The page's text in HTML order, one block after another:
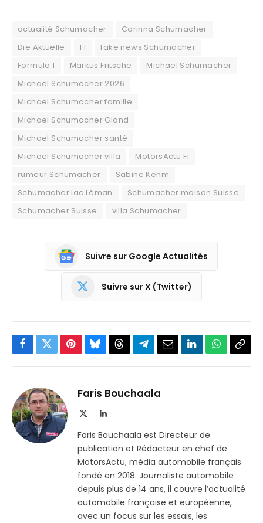
actualité Schumacher
Corinna Schumacher
Die Aktuelle
F1
fake news Schumacher
Formula 1
Markus Fritsche
Michael Schumacher
Michael Schumacher 2026
Michael Schumacher famille
Michael Schumacher Gland
Michael Schumacher santé
Michael Schumacher villa
MotorsActu F1
rumeur Schumacher
Sabine Kehm
Schumacher lac Léman
Schumacher maison Suisse
Schumacher Suisse
villa Schumacher
Suivre sur Google Actualités
Suivre sur X (Twitter)
Facebook
TwitterPinterestBlueskyThreadsPartager
Telegram
EmailLinkedInWhatsApp
Faris Bouchaala
LinkedIn
Faris Bouchaala est Directeur de
publication et Rédacteur en chef de
MotorsActu, média automobile français
fondé en 2018. Journaliste automobile
depuis plus de 14 ans, il couvre l’actualité
automobile française et européenne,
avec un focus sur les essais, les